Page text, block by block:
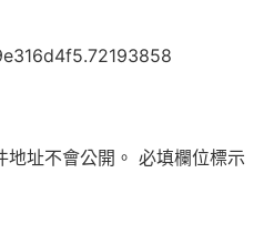
址不會公開。 必填欄位標示